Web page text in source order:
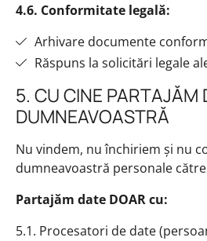
4.6. Conformitate legală:
Arhivare documente
Răspuns la solicitări legale
5. CU CINE PARTAJĂM
DUMNEAVOASTRĂ
Nu vindem, nu închiriem și nu
dumneavoastră personale
Partajăm date DOAR cu:
5.1. Procesatori de date